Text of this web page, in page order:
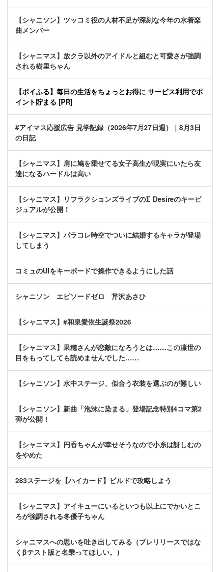
【シャニソン】ツッコミ役の人材不足が深刻な今年の水着楽
曲メンバー
【シャニマス】放クラ以外のアイドルと組むと可愛さが強調
される樹里ちゃん
【ポイふる】毎日の生活をちょっとお得に サービス利用でポ
イント貯まる [PR]
#アイマス応援広告 見学記録（2026年7月27日週）｜8月3日
の日記
【シャニマス】肩に鳩を乗せてる女子高生が現実にいたら友
達になるハードルは高い
【シャニマス】リフラクションズライブの∑ Desireのキービ
ジュアルが公開！
【シャニマス】パラコレ時空でついに結婚するキャラが登場
してしまう
コミュのUIをキーボードで操作できるようにした話
シャニソン エピソードゼロ 芹沢あさひ
【シャニマス】#和泉愛依生誕祭2026
【シャニマス】果穂さんが恋敵になろうとは……この凛世の
目をもってしても読めませんでした……
【シャニソン】水中ステージ、似合う衣装を選ぶのが難しい
【シャニソン】新曲「泡沫に染まる」登場記念特別4コマ第2
弾が公開！
【シャニマス】円香ちゃんが幸せそうなので小糸は訝しむの
をやめた
283ステージを【ハイカード】ビルドで攻略しよう
【シャニマス】アイキューにいるといつも以上にでかいとこ
ろが強調される冬優子ちゃん
シャニマスへの思いを吐き出してみる（プレリリースではな
くβテスト版と名乗ってほしい。）